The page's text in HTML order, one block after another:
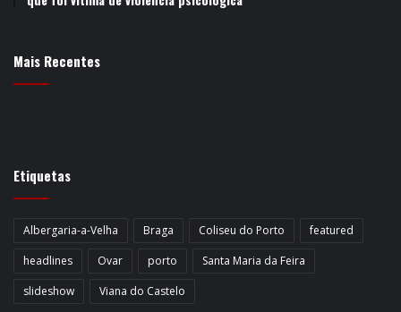
Mais Recentes
Etiquetas
Albergaria-a-Velha Braga Coliseu do Porto
featured
headlines
Ovar porto
Santa Maria da Feira
slideshow
Viana do Castelo